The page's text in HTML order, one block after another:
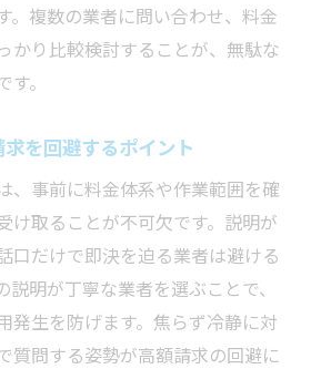
。複数の業者に問い合わせ、料金
かり比較検討することが、無駄な
。
を回避するポイント
、事前に料金体系や作業範囲を確
け取ることが不可欠です。説明が
口だけで即決を迫る業者は避ける
明が丁寧な業者を選ぶことで、
発生を防げます。焦らず冷静に対
質問する姿勢が高額請求の回避に